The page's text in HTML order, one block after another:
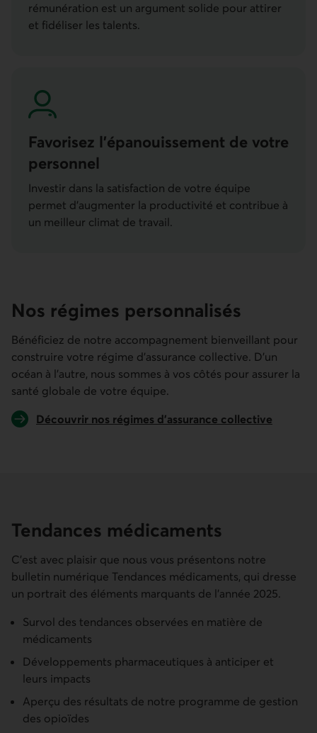
rémunération est un argument solide pour attirer
et fidéliser les talents.
Favorisez l’épanouis­sement de votre
personnel
Investir dans la satisfaction de votre équipe
permet d’augmenter la productivité et contribue à
un meilleur climat de travail.
Nos régimes personna­lisés
Bénéficiez de notre accompagnement bienveillant pour
construire votre régime d’assurance collective. D’un
océan à l’autre, nous sommes à vos côtés pour assurer la
santé globale de votre équipe.
Découvrir nos régimes d’assurance collective
Tendances médicaments
C’est avec plaisir que nous vous présentons notre
bulletin numérique Tendances médicaments, qui dresse
un portrait des éléments marquants de l’année 2025.
Survol des tendances observées en matière de
médicaments
Développements pharmaceutiques à anticiper et
leurs impacts
Aperçu des résultats de notre programme de gestion
des opioïdes